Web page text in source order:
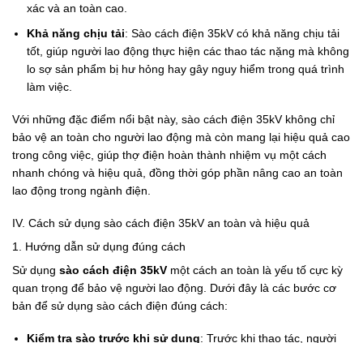
xác và an toàn cao.
Khả năng chịu tải: Sào cách điện 35kV có khả năng chịu tải
tốt, giúp người lao động thực hiện các thao tác nặng mà không
lo sợ sản phẩm bị hư hỏng hay gây nguy hiểm trong quá trình
làm việc.
Với những đặc điểm nổi bật này, sào cách điện 35kV không chỉ
bảo vệ an toàn cho người lao động mà còn mang lại hiệu quả cao
trong công việc, giúp thợ điện hoàn thành nhiệm vụ một cách
nhanh chóng và hiệu quả, đồng thời góp phần nâng cao an toàn
lao động trong ngành điện.
IV. Cách sử dụng sào cách điện 35kV an toàn và hiệu quả
1. Hướng dẫn sử dụng đúng cách
Sử dụng sào cách điện 35kV một cách an toàn là yếu tố cực kỳ
quan trọng để bảo vệ người lao động. Dưới đây là các bước cơ
bản để sử dụng sào cách điện đúng cách:
Kiểm tra sào trước khi sử dụng: Trước khi thao tác, người